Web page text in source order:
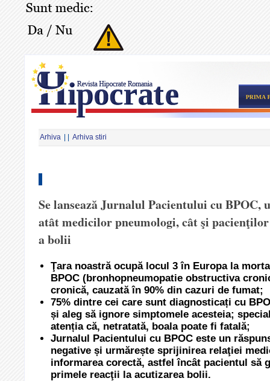
Arhiva Arhiva stiri
Se lansează Jurnalul Pacientului cu
atât medicilor pneumologi, cât şi
a bolii
Ţara noastră ocupă locul 3 în Europa la
BPOC (bronhopneumopatie obstructiva
cronică, cauzată în 90% din cazuri de fumat;
75% dintre cei care sunt diagnosticați cu
și aleg să ignore simptomele acesteia;
atenția că, netratată, boala poate fi fatală;
Jurnalul Pacientului cu BPOC este un
negative și urmărește sprijinirea relaţiei
informarea corectă, astfel încât pacientul să
primele reacţii la acutizarea bolii.